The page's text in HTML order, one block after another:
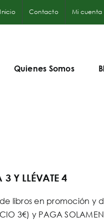
Inicio Contacto Mi cuenta
Quienes Somos
Y LLÉVATE 4
libros en promoción y
3€) y PAGA